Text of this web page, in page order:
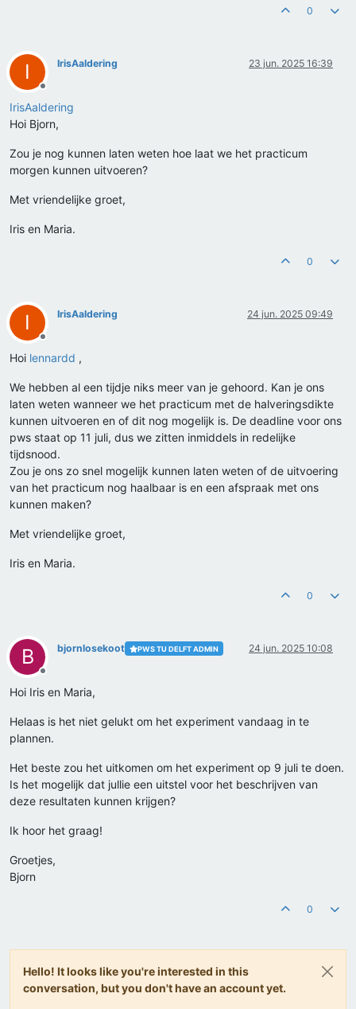
0
I
Offline
IrisAaldering 23 jun. 2025 16:39
IrisAaldering
Hoi Bjorn,
Zou je nog kunnen laten weten hoe laat we het practicum
morgen kunnen uitvoeren?
Met vriendelijke groet,
Iris en Maria.
0
I
Offline
IrisAaldering 24 jun. 2025 09:49
Hoi lennardd ,
We hebben al een tijdje niks meer van je gehoord. Kan je ons
laten weten wanneer we het practicum met de halveringsdikte
kunnen uitvoeren en of dit nog mogelijk is. De deadline voor ons
pws staat op 11 juli, dus we zitten inmiddels in redelijke
tijdsnood.
Zou je ons zo snel mogelijk kunnen laten weten of de uitvoering
van het practicum nog haalbaar is en een afspraak met ons
kunnen maken?
Met vriendelijke groet,
Iris en Maria.
0
B
Offline
bjornlosekoot PWS TU DELFT ADMIN 24 jun. 2025 10:08
Hoi Iris en Maria,
Helaas is het niet gelukt om het experiment vandaag in te
plannen.
Het beste zou het uitkomen om het experiment op 9 juli te doen.
Is het mogelijk dat jullie een uitstel voor het beschrijven van
deze resultaten kunnen krijgen?
Ik hoor het graag!
Groetjes,
Bjorn
0
Hello! It looks like you're interested in this
conversation, but you don't have an account yet.